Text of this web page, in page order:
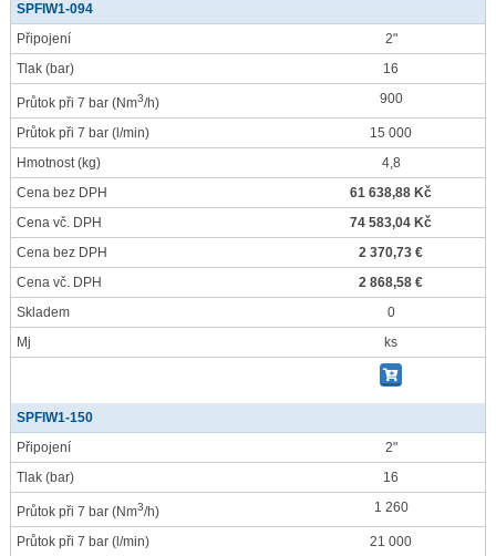
SPFIW1-094
Připojení
2"
Tlak (bar) 16
Průtok při 7 bar (Nm3/h) 900
Průtok při 7 bar (l/min)
15 000
Hmotnost(kg)
4,8
Cena bez DPH
61 638,88 Kč
Cena vč. DPH
74 583,04 Kč
Cena bez DPH
2 370,73 €
Cena vč. DPH
2 868,58 €
Skladem
0
Mj
ks
SPFIW1-150
Připojení
2"
Tlak (bar) 16
Průtok při 7 bar (Nm3/h) 1 260
Průtok při 7 bar (l/min) 21 000